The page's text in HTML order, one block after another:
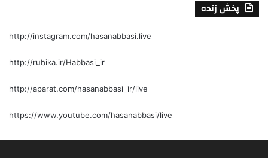
پخش زنده
http://instagram.com/hasanabbasi.live
http://rubika.ir/Habbasi_ir
http://aparat.com/hasanabbasi_ir/live
https://www.youtube.com/hasanabbasi/live